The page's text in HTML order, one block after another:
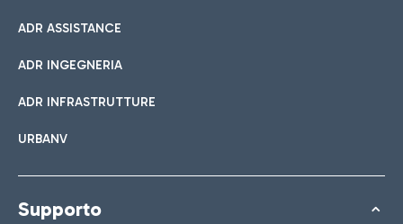
ADR ASSISTANCE
ADR INGEGNERIA
ADR INFRASTRUTTURE
URBANV
Supporto